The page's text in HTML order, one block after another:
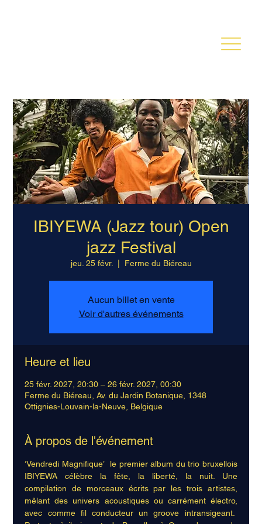
IBIYEWA (Jazz tour) Open
jazz Festival
jeu. 25 févr. Ferme du Biéreau
Aucun billet en vente
Voir d'autres événements
Heure et lieu
25 févr. 2027, 20:30 – 26 févr. 2027, 00:30
Ferme du Biéreau, Av. du Jardin Botanique, 1348
Ottignies-Louvain-la-Neuve, Belgique
À propos de l'événement
‘Vendredi Magnifique’  le premier album du trio bruxellois
IBIYEWA célèbre la fête, la liberté, la nuit. Une
compilation de morceaux écrits par les trois artistes,
mêlant des univers acoustiques ou carrément électro,
avec comme fil conducteur un groove intransigeant.